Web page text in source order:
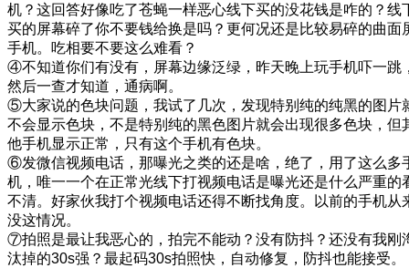
机？这回答好像吃了苍蝇一样恶心线下买的没花钱是咋的？线
买的屏幕碎了你不要钱给换是吗？更何况还是比较易碎的曲面
手机。吃相要不要这么难看？
④不知道你们有没有，屏幕边缘泛绿，昨天晚上玩手机吓一跳
然后一查才知道，通病啊。
⑤大家说的色块问题，我试了几次，发现特别纯的纯黑的图片
不会显示色块，不是特别纯的黑色图片就会出现很多色块，但
他手机显示正常，只有这个手机有色块。
⑥发微信视频电话，那曝光之类的还是啥，绝了，用了这么多
机，唯一一个在正常光线下打视频电话是曝光还是什么严重的
不清。好家伙我打个视频电话还得不断找角度。以前的手机从
没这情况。
⑦拍照是最让我恶心的，拍完不能动？没有防抖？还没有我刚
汰掉的30s强？最起码30s拍照快，自动修复，防抖也能接受。